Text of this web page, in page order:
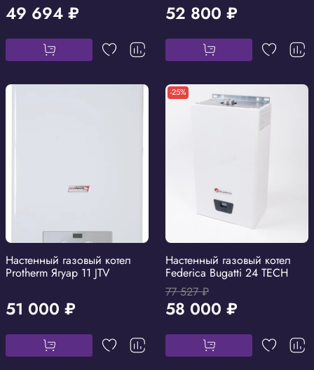
49 694 ₽ 52 800 ₽
Настенный газовый котел
Protherm Ягуар 11 JTV
51 000 ₽
-25%
Настенный газовый котел
Federica Bugatti 24 TECH
77 527 ₽
58 000 ₽